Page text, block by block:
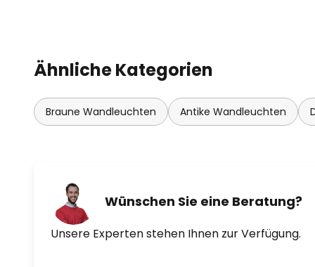
Ähnliche Kategorien
Braune Wandleuchten Antike Wandleuchten
Wünschen Sie eine Beratung?
Unsere Experten stehen Ihnen zur Verfügung.